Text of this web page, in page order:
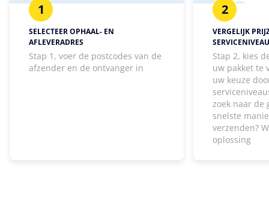
1
SELECTEER OPHAAL- EN
AFLEVERADRES
Stap 1, voer de postcodes van de
afzender en de ontvanger in
2
VERGELIJK
Stap 2, kies
uw pakket te
uw keuze
zoek naar de
snelste
verzenden?
oplossing